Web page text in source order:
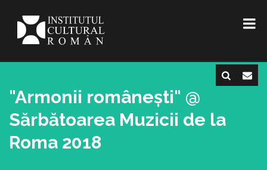
"Armonii românești" @
Sărbătoarea Muzicii de la
Roma 2018